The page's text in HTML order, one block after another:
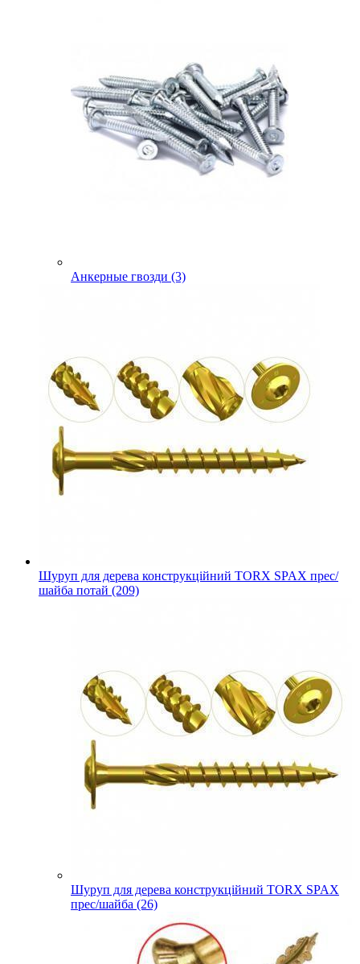
Анкерные гвозди (3)
Шуруп для дерева конструкційний TORX SPAX прес/
шайба потай (209)
Шуруп для дерева конструкційний TORX SPAX
прес/шайба (26)